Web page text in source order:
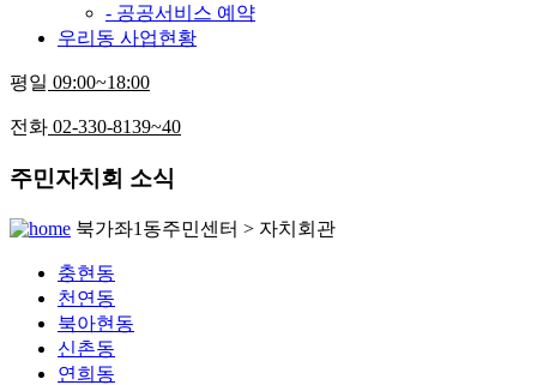
- 공공서비스 예약
우리동 사업현황
평일 09:00~18:00
전화 02-330-8139~40
주민자치회 소식
북가좌1동주민센터 > 자치회관
충현동
천연동
북아현동
신촌동
연희동